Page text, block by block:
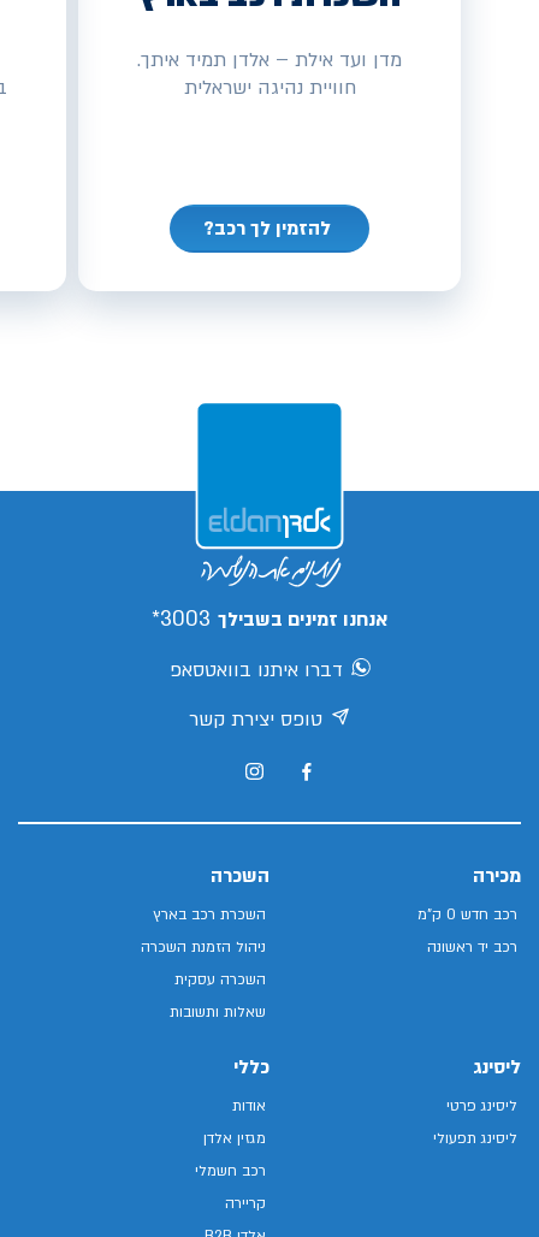
מדן ועד אילת – אלדן תמיד איתך.
חוויית נהיגה ישראלית
להזמין לך רכב?
אנחנו זמינים בשבילך 3003*
דברו איתנו בוואטסאפ
טופס יצירת קשר
מכירה
רכב חדש 0 ק"מ
רכב יד ראשונה
השכרה
השכרת רכב בארץ
ניהול הזמנת השכרה
השכרה עסקית
שאלות ותשובות
ליסינג
ליסינג פרטי
ליסינג תפעולי
כללי
אודות
מגזין אלדן
רכב חשמלי
קריירה